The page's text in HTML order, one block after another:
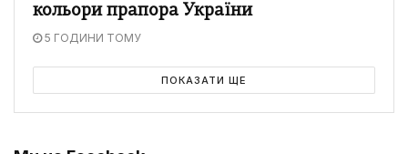
кольори прапора України
5 ГОДИНИ ТОМУ
ПОКАЗАТИ ЩЕ